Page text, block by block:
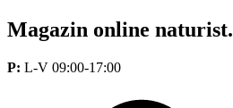
Magazin online naturist.
P: L-V 09:00-17:00